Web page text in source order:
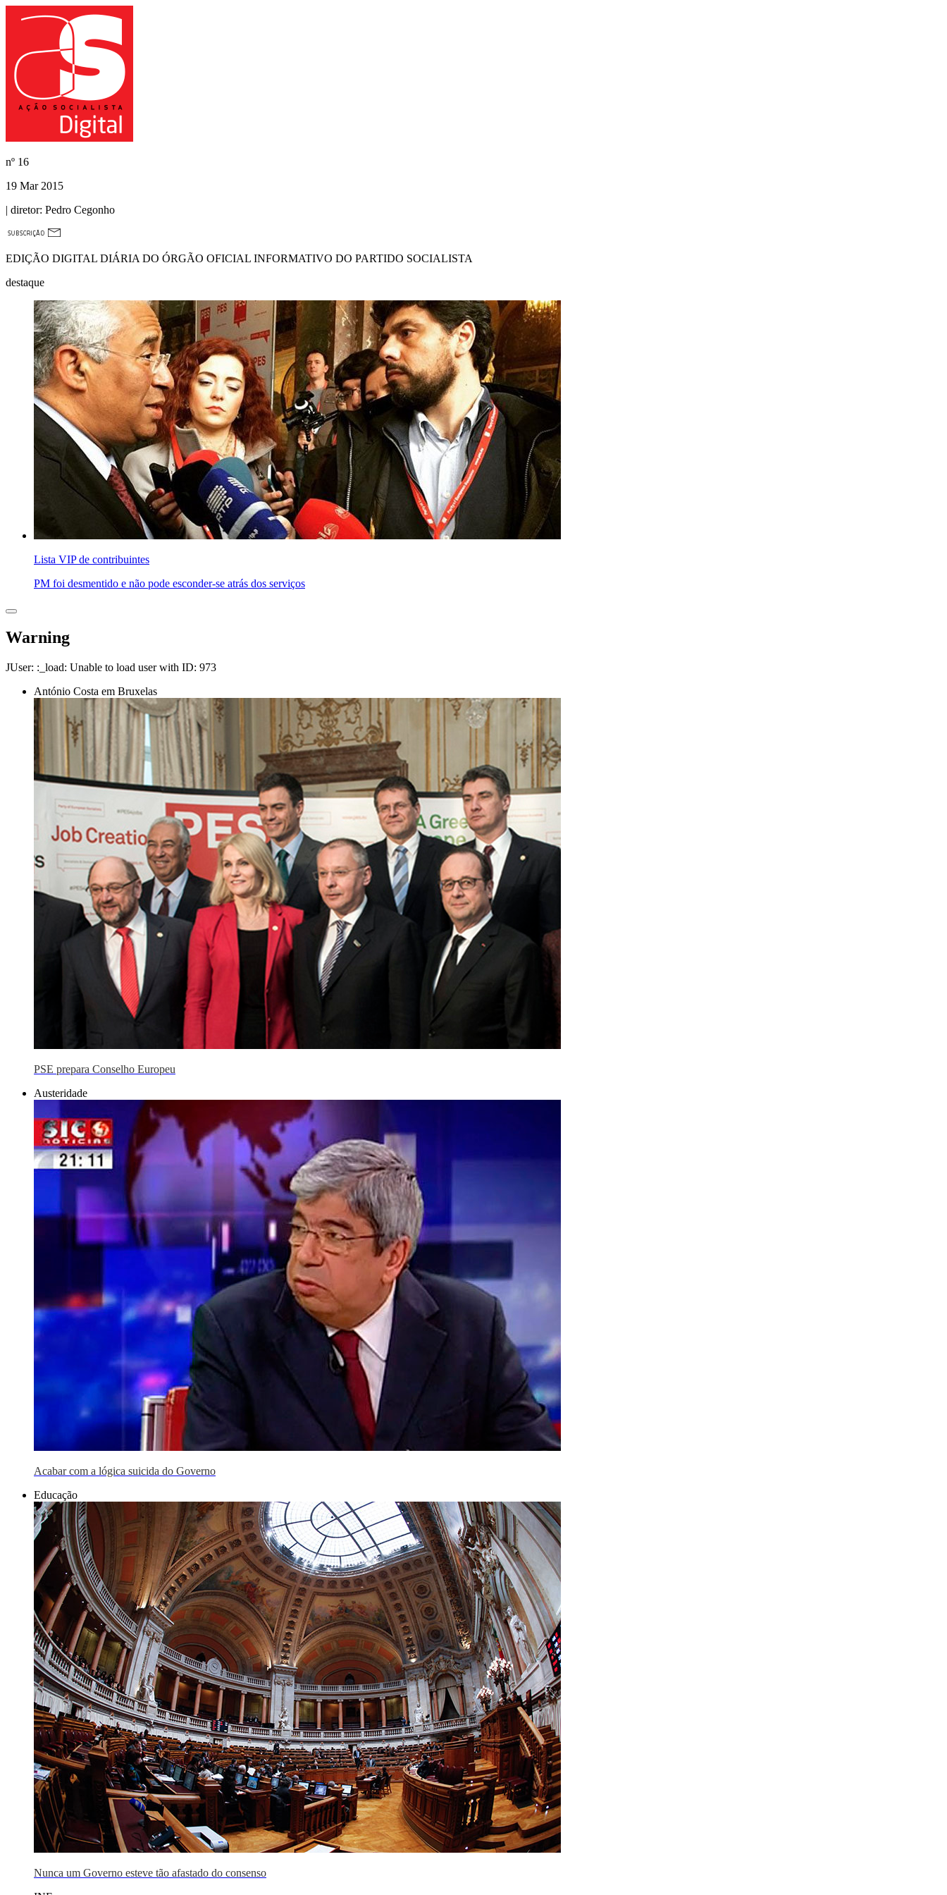
nº 16
19 Mar 2015
| diretor: Pedro Cegonho
EDIÇÃO DIGITAL DIÁRIA DO ÓRGÃO OFICIAL INFORMATIVO DO PARTIDO SOCIALISTA
destaque
Lista VIP de contribuintes
PM foi desmentido e não pode esconder-se atrás dos serviços
Warning
JUser: :_load: Unable to load user with ID: 973
António Costa em Bruxelas
PSE prepara Conselho Europeu
Austeridade
Acabar com a lógica suicida do Governo
Educação
Nunca um Governo esteve tão afastado do consenso